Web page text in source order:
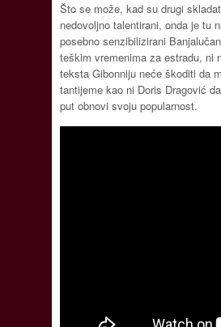
Što se može, kad su drugi
nedovoljno talentirani, onda je tu
posebno senzibilizirani
teškim vremenima za estradu, ni
teksta Gibonniju neće škoditi da
tantijeme kao ni Doris Dragović
put obnovi svoju popularnost.